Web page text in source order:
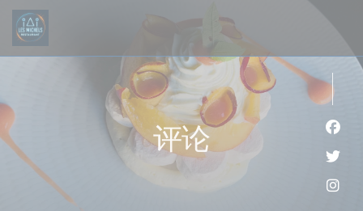
Cookie管理面板
评论